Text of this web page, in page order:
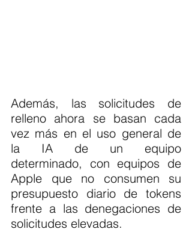
Además, las solicitudes de
relleno ahora se basan cada
vez más en el uso general de
la IA de un equipo
determinado, con equipos de
Apple que no consumen su
presupuesto diario de tokens
frente a las denegaciones de
solicitudes elevadas.